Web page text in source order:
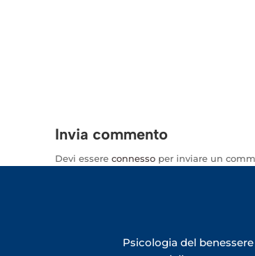
Invia commento
Devi essere connesso per inviare un
Psicologia del